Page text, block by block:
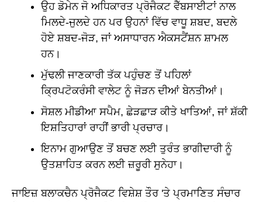
ਉਹ ਡੋਮੇਨ ਜੋ ਅਧਿਕਾਰਤ ਪ੍ਰੋਜੈਕਟ ਵੈੱਬਸਾਈਟਾਂ ਨਾਲ
ਮਿਲਦੇ-ਜੁਲਦੇ ਹਨ ਪਰ ਉਹਨਾਂ ਵਿੱਚ ਵਾਧੂ ਸ਼ਬਦ, ਬਦਲੇ
ਹੋਏ ਸ਼ਬਦ-ਜੋੜ, ਜਾਂ ਅਸਾਧਾਰਨ ਐਕਸਟੈਂਸ਼ਨ ਸ਼ਾਮਲ
ਹਨ।
ਮੁੱਢਲੀ ਜਾਣਕਾਰੀ ਤੱਕ ਪਹੁੰਚਣ ਤੋਂ ਪਹਿਲਾਂ
ਕ੍ਰਿਪਟੋਕਰੰਸੀ ਵਾਲੇਟ ਨੂੰ ਜੋੜਨ ਦੀਆਂ ਬੇਨਤੀਆਂ।
ਸੋਸ਼ਲ ਮੀਡੀਆ ਸਪੈਮ, ਛੇੜਛਾੜ ਕੀਤੇ ਖਾਤਿਆਂ, ਜਾਂ ਸ਼ੱਕੀ
ਇਸ਼ਤਿਹਾਰਾਂ ਰਾਹੀਂ ਭਾਰੀ ਪ੍ਰਚਾਰ।
ਇਨਾਮ ਗੁਆਉਣ ਤੋਂ ਬਚਣ ਲਈ ਤੁਰੰਤ ਭਾਗੀਦਾਰੀ ਨੂੰ
ਉਤਸ਼ਾਹਿਤ ਕਰਨ ਲਈ ਜ਼ਰੂਰੀ ਸੁਨੇਹਾ।
ਜਾਇਜ਼ ਬਲਾਕਚੈਨ ਪ੍ਰੋਜੈਕਟ ਵਿਸ਼ੇਸ਼ ਤੌਰ 'ਤੇ ਪ੍ਰਮਾਣਿਤ ਸੰਚਾਰ